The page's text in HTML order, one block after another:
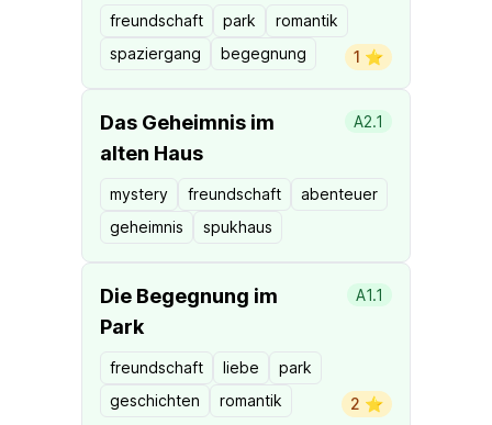
freundschaft park
romantik
spaziergang
begegnung 1 ⭐️
Das Geheimnis im
alten Haus
A2.1
mystery freundschaft
abenteuer
geheimnis
spukhaus
Die Begegnung im
Park
A1.1
freundschaft liebe
park
geschichten
romantik 2 ⭐️